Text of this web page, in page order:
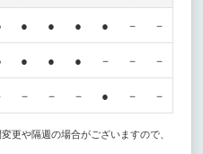
● ● ● ● － －
● ● ● － － －
－ － － ● － －
更や隔週の場合がございますので、